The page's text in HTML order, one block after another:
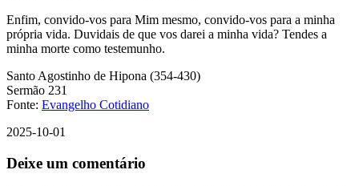
Enfim, convido-vos para Mim mesmo, convido-vos para a minha
própria vida. Duvidais de que vos darei a minha vida? Tendes a
minha morte como testemunho.
Santo Agostinho de Hipona (354-430)
Sermão 231
Fonte: Evangelho Cotidiano
2025-10-01
Deixe um comentário